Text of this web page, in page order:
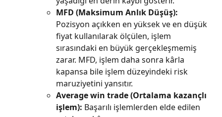
MFD (Maksimum Anlık Düşüş):
Pozisyon açıkken en yüksek ve en düşük
fiyat kullanılarak ölçülen, işlem
sırasındaki en büyük gerçekleşmemiş
zarar. MFD, işlem daha sonra kârla
kapansa bile işlem düzeyindeki risk
maruziyetini yansıtır.
Average win trade (Ortalama kazançlı
işlem): Başarılı işlemlerden elde edilen